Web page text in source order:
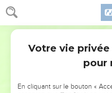
NE MANQUEZ
Votre vie
pour
En cliquant sur le bouton «